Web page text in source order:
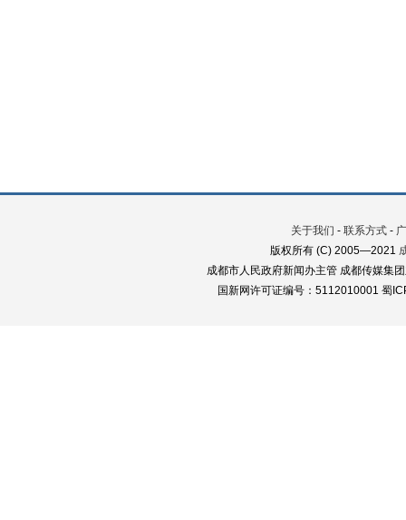
关于我们 - 联系方式 -
版权所有 (C) 2005—2021
成都市人民政府新闻办主管 成都传媒集
国新网许可证编号：5112010001 蜀